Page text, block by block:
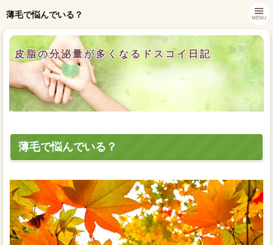
薄毛で悩んでいる？
皮脂の分泌量が多くなるドスコイ日記
MENU
薄毛で悩んでいる？